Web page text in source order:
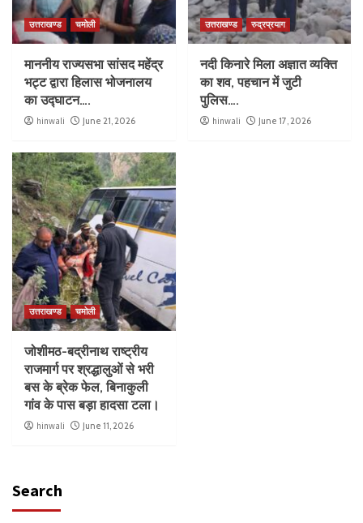
उत्तराखण्ड चमोली
माननीय राज्यसभा सांसद महेंद्र
भट्ट द्वारा हिलास भोजनालय
का उद्घाटन….
hinwali June 21, 2026
उत्तराखण्ड रुद्रप्रयाग
नदी किनारे मिला अज्ञात व्यक्ति
का शव, पहचान में जुटी
पुलिस….
hinwali June 17, 2026
उत्तराखण्ड चमोली
जोशीमठ-बद्रीनाथ राष्ट्रीय
राजमार्ग पर श्रद्धालुओं से भरी
बस के ब्रेक फेल, बिनाकुली
गांव के पास बड़ा हादसा टला।
hinwali June 11, 2026
Search